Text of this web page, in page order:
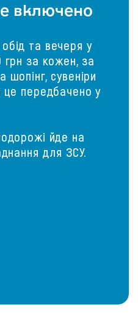
включено
та вечеря у
за кожен, за
сувеніри
передбачено у
йде на
для ЗСУ.